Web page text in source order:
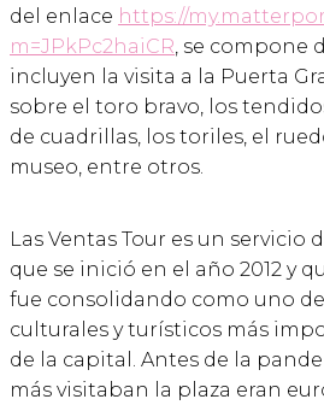
del enlace https://
m=JPkPc2haiCR, se compone
incluyen la visita a la Puerta
sobre el toro bravo, los
de cuadrillas, los toriles, el
museo, entre otros.
Las Ventas Tour es un servicio
que se inició en el año 2012 y
fue consolidando como uno
culturales y turísticos más
de la capital. Antes de la
más visitaban la plaza eran